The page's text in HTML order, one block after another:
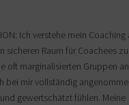
Ich verstehe mein Coaching
sicheren Raum für Coachees zu
oft marginalisierten Gruppen
bei mir vollständig
gewertschätzt fühlen. Meine